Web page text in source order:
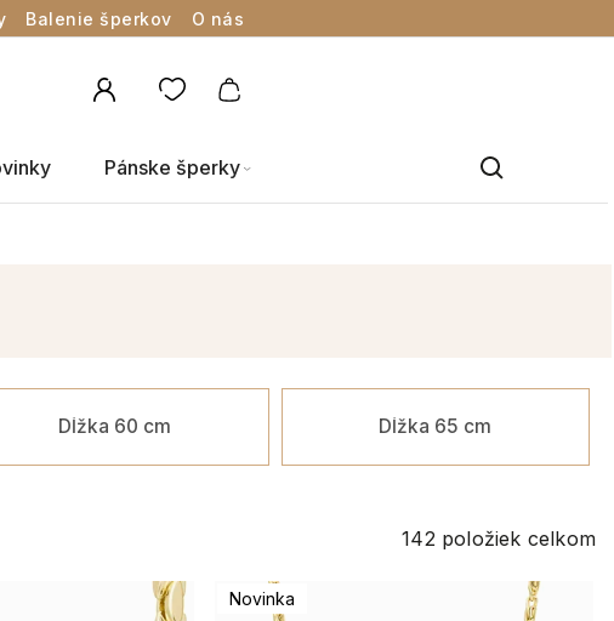
Balenie šperkov O nás
Pánske šperky
Dĺžka 60 cm Dĺžka 65 cm
142 položiek celkom
Novinka